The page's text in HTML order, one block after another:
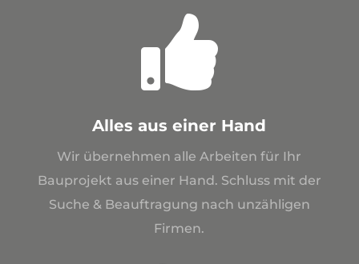

Alles aus einer Hand
Wir übernehmen alle Arbeiten für Ihr
Bauprojekt aus einer Hand. Schluss mit der
Suche & Beauftragung nach unzähligen
Firmen.